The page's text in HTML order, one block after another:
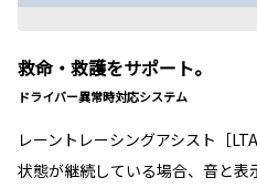
救命・救護をサポート。
ドライバー異常時対応システム
レーントレーシングアシスト［
状態が継続している場合、音と表